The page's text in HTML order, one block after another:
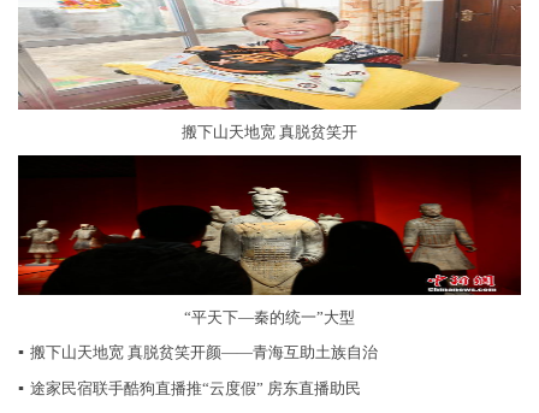
搬下山天地宽 真脱贫笑开
“平天下—秦的统一”大型
▪ 搬下山天地宽 真脱贫笑开颜——青海互助土族自治
▪ 途家民宿联手酷狗直播推“云度假” 房东直播助民